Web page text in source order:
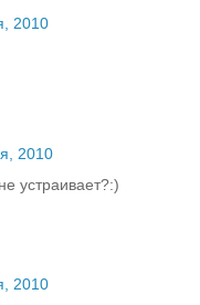
2010
2010
устраивает?:)
2010